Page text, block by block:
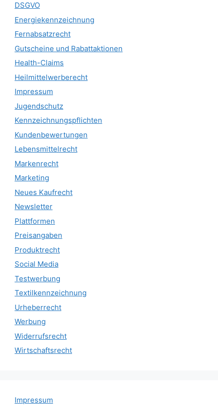
DSGVO
Energiekennzeichnung
Fernabsatzrecht
Gutscheine und Rabattaktionen
Health-Claims
Heilmittelwerberecht
Impressum
Jugendschutz
Kennzeichnungspflichten
Kundenbewertungen
Lebensmittelrecht
Markenrecht
Marketing
Neues Kaufrecht
Newsletter
Plattformen
Preisangaben
Produktrecht
Social Media
Testwerbung
Textilkennzeichnung
Urheberrecht
Werbung
Widerrufsrecht
Wirtschaftsrecht
Impressum